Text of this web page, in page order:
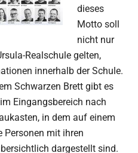
dieses
Motto soll
nicht nur
Realschule gelten,
innerhalb der Schule.
Schwarzen Brett gibt es
Eingangsbereich nach
in dem auf einem
Personen mit ihren
dargestellt sind.